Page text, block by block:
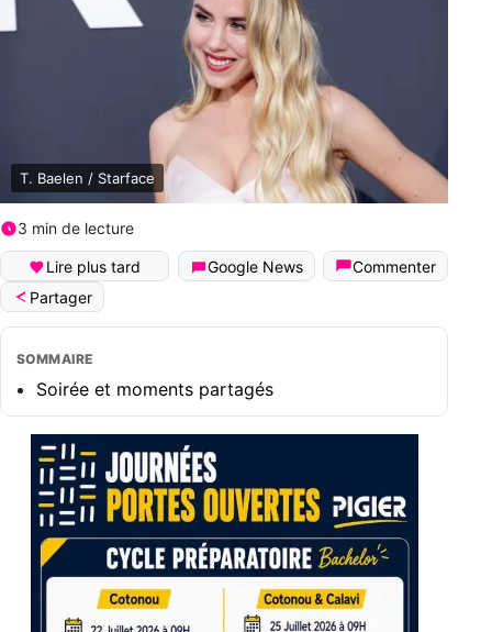
T. Baelen / Starface
3 min de lecture
Lire plus tard Google News
Commenter
Partager
SOMMAIRE
Soirée et moments partagés